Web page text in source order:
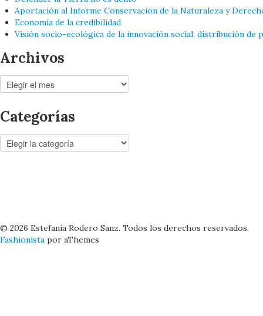
Aportación al Informe Conservación de la Naturaleza y
Economía de la credibilidad
Visión socio-ecológica de la innovación social: distribución
Archivos
Archivos
Categorías
Categorías
© 2026 Estefanía Rodero Sanz. Todos los derechos reservados.
Fashionista por aThemes